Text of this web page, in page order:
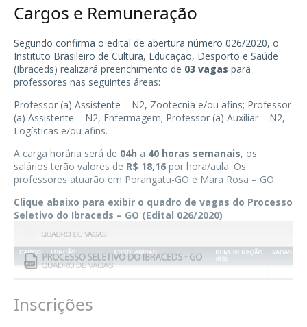
Cargos e Remuneração
Segundo confirma o edital de abertura número 026/2020, o
Instituto Brasileiro de Cultura, Educação, Desporto e Saúde
(Ibraceds) realizará preenchimento de 03 vagas para
professores nas seguintes áreas:
Professor (a) Assistente – N2, Zootecnia e/ou afins; Professor
(a) Assistente – N2, Enfermagem; Professor (a) Auxiliar – N2,
Logísticas e/ou afins.
A carga horária será de 04h a 40 horas semanais, os
salários terão valores de R$ 18,16 por hora/aula. Os
professores atuarão em Porangatu-GO e Mara Rosa – GO.
Clique abaixo para exibir o quadro de vagas do Processo
Seletivo do Ibraceds – GO (Edital 026/2020)
Inscrições